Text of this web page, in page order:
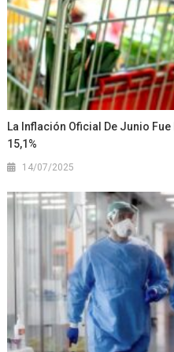
La Inflación Oficial De Junio Fue
15,1%
14/07/2025